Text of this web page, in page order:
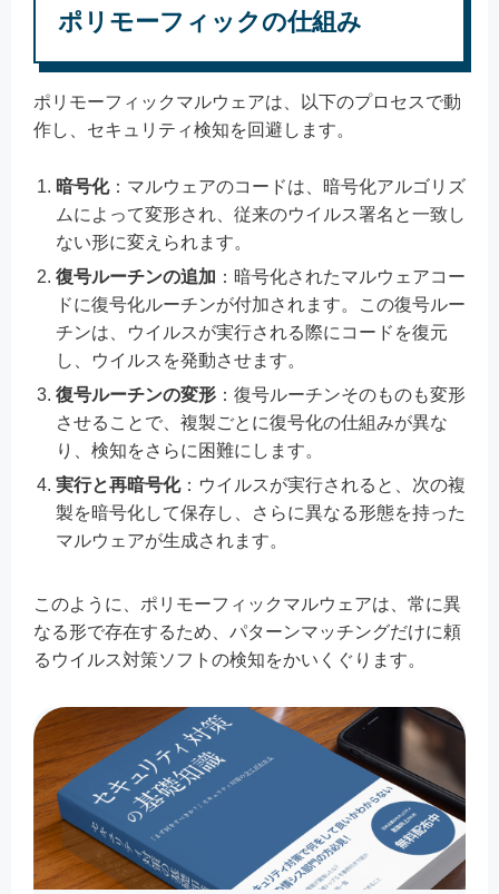
ポリモーフィックの仕組み
ポリモーフィックマルウェアは、以下のプロセスで動
作し、セキュリティ検知を回避します。
暗号化：マルウェアのコードは、暗号化アルゴリズ
ムによって変形され、従来のウイルス署名と一致し
ない形に変えられます。
復号ルーチンの追加 ：暗号化されたマルウェアコー
ドに復号化ルーチンが付加されます。この復号ルー
チンは、ウイルスが実行される際にコードを復元
し、ウイルスを発動させます。
復号ルーチンの変形 ：復号ルーチンそのものも変形
させることで、複製ごとに復号化の仕組みが異な
り、検知をさらに困難にします。
実行と再暗号化：ウイルスが実行されると、次の複
製を暗号化して保存し、さらに異なる形態を持った
マルウェアが生成されます。
このように、ポリモーフィックマルウェアは、常に異
なる形で存在するため、パターンマッチングだけに頼
るウイルス対策ソフトの検知をかいくぐります。